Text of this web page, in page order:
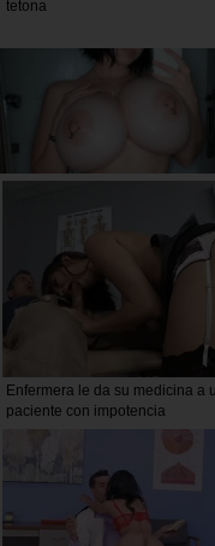
tetona
Enfermera le da su medicina a
paciente con impotencia